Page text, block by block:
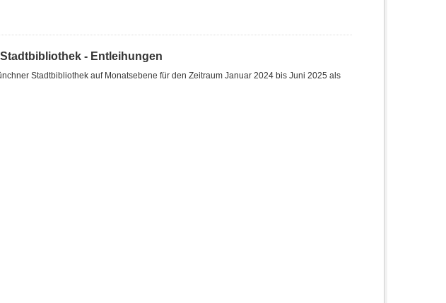
- Entleihungen
Stadtbibliothek auf Monatsebene für den Zeitraum Januar 2024 bis Juni 2025 als